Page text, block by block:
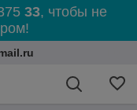
33, чтобы не